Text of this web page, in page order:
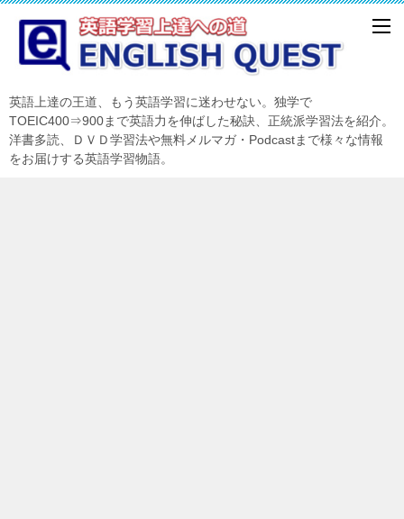
英語上達の王道、もう英語学習に迷わせない。独学で
TOEIC400⇒900まで英語力を伸ばした秘訣、正統派学習法を紹介。
洋書多読、ＤＶＤ学習法や無料メルマガ・Podcastまで様々な情報
をお届けする英語学習物語。